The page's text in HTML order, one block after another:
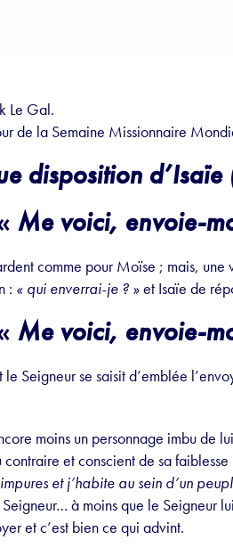
Le Gal.
de la Semaine Missionnaire
disposition
Me voici, envoie-
comme pour Moïse ; mais,
: « qui enverrai-je ? »et Isaïe de
Me voici, envoie-
Seigneur se saisit d’emblée
moins un personnage imbu de
et conscient de sa
et j’habite au sein d’un
à moins que le Seigneur
et c’est bien ce qui advint.